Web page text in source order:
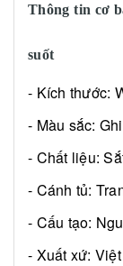
Thông tin cơ
suốt
- Kích thước:
- Màu sắc:
- Chất liệu:
- Cánh tủ:
- Cấu tạo:
- Xuất xứ: